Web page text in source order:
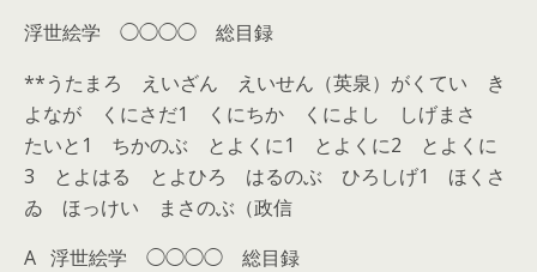
浮世絵学 ◯◯◯◯ 総目録
**うたまろ えいざん えいせん（英泉）がくてい き
よなが くにさだ1 くにちか くによし しげまさ
たいと1 ちかのぶ とよくに1 とよくに2 とよくに
3 とよはる とよひろ はるのぶ ひろしげ1 ほくさ
ゐ ほっけい まさのぶ（政信
A 浮世絵学 ◯◯◯◯ 総目録